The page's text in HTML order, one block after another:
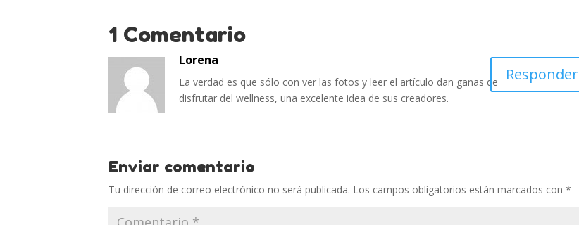
1 Comentario
Lorena
La verdad es que sólo con ver las fotos y leer el artículo dan ganas de
disfrutar del wellness, una excelente idea de sus creadores.
Responder
Enviar comentario
Tu dirección de correo electrónico no será publicada. Los campos obligatorios están marcados con*